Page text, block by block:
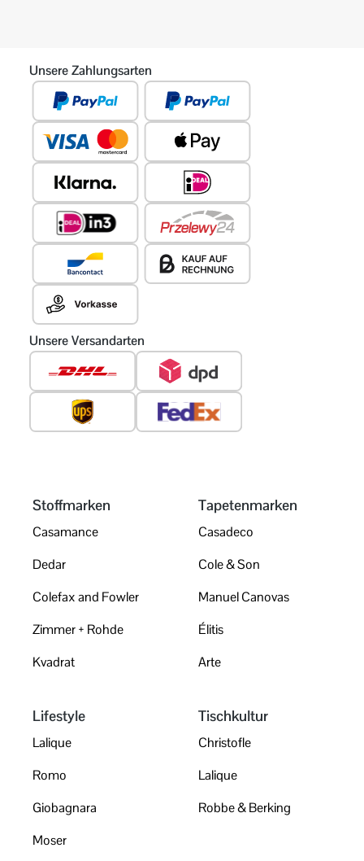
Unsere Zahlungsarten
Unsere Versandarten
Stoffmarken
Casamance
Dedar
Colefax and Fowler
Zimmer + Rohde
Kvadrat
Tapetenmarken
Casadeco
Cole & Son
Manuel Canovas
Élitis
Arte
Lifestyle
Lalique
Romo
Giobagnara
Moser
Tischkultur
Christofle
Lalique
Robbe & Berking